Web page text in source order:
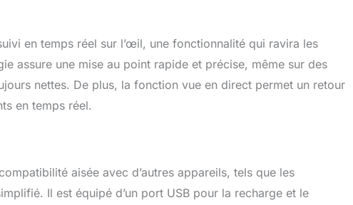
en temps réel sur l’œil, une fonctionnalité qui ravira les
assure une mise au point rapide et précise, même sur des
nettes. De plus, la fonction vue en direct permet un retour
en temps réel.
aisée avec d’autres appareils, tels que les
Il est équipé d’un port USB pour la recharge et le